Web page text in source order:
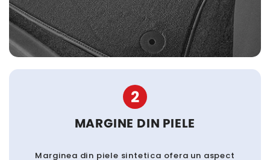
2
MARGINE DIN PIELE
Marginea din piele sintetica ofera un aspect